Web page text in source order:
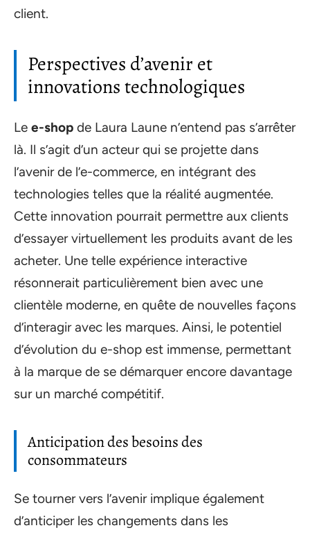
client.
Perspectives d’avenir et
innovations technologiques
Le e-shop de Laura Laune n’entend pas s’arrêter
là. Il s’agit d’un acteur qui se projette dans
l’avenir de l’e-commerce, en intégrant des
technologies telles que la réalité augmentée.
Cette innovation pourrait permettre aux clients
d’essayer virtuellement les produits avant de les
acheter. Une telle expérience interactive
résonnerait particulièrement bien avec une
clientèle moderne, en quête de nouvelles façons
d’interagir avec les marques. Ainsi, le potentiel
d’évolution du e-shop est immense, permettant
à la marque de se démarquer encore davantage
sur un marché compétitif.
Anticipation des besoins des
consommateurs
Se tourner vers l’avenir implique également
d’anticiper les changements dans les